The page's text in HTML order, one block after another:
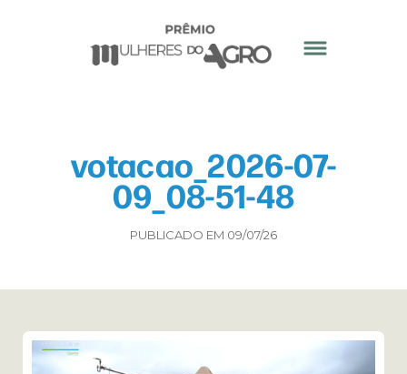
votacao_2026-07-
09_08-51-48
PUBLICADO EM 09/07/26